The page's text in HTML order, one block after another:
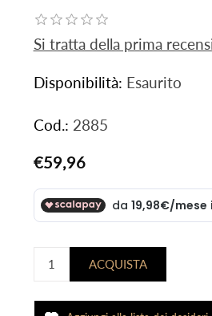
Si tratta della prima
Disponibilità: Esaurito
Cod.: 2885
€59,96